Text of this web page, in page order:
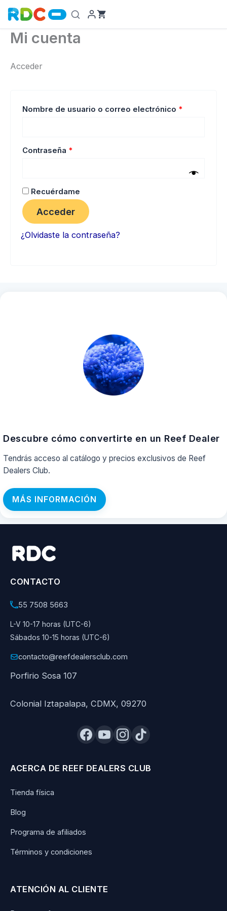
contenido
Mi cuenta
Acceder
Nombre de usuario o correo electrónico *
Contraseña *
Recuérdame
Acceder
¿Olvidaste la contraseña?
Descubre cómo convertirte en un Reef Dealer
Tendrás acceso al catálogo y precios exclusivos de Reef
Dealers Club.
MÁS INFORMACIÓN
CONTACTO
55 7508 5663
L-V 10-17 horas (UTC-6)
Sábados 10-15 horas (UTC-6)
contacto@reefdealersclub.com
Porfirio Sosa 107
Colonial Iztapalapa, CDMX, 09270
ACERCA DE REEF DEALERS CLUB
Tienda física
Blog
Programa de afiliados
Términos y condiciones
ATENCIÓN AL CLIENTE